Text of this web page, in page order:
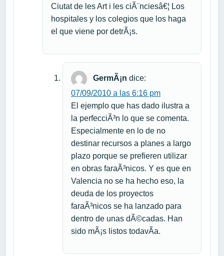
Ciutat de les Art i les ciÃ¨nciesâ€¦ Los
hospitales y los colegios que los haga
el que viene por detrÃ¡s.
GermÃ¡n dice:
07/09/2010 a las 6:16 pm
El ejemplo que has dado ilustra a
la perfecciÃ³n lo que se comenta.
Especialmente en lo de no
destinar recursos a planes a largo
plazo porque se prefieren utilizar
en obras faraÃ³nicos. Y es que en
Valencia no se ha hecho eso, la
deuda de los proyectos
faraÃ³nicos se ha lanzado para
dentro de unas dÃ©cadas. Han
sido mÃ¡s listos todavÃ­a.